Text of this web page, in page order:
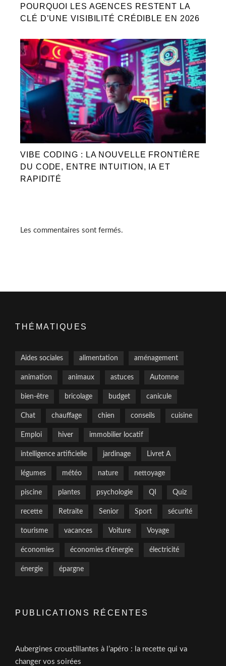
POURQUOI LES AGENCES RESTENT LA
CLÉ D’UNE VISIBILITÉ CRÉDIBLE EN 2026
VIBE CODING : LA NOUVELLE FRONTIÈRE
DU CODE, ENTRE INTUITION, IA ET
RAPIDITÉ
Les commentaires sont fermés.
THÉMATIQUES
Aides sociales alimentation aménagement
animation animaux astuces Automne
bien-être bricolage budget canicule
Chat chauffage chien conseils cuisine
Emploi hiver immobilier locatif
intelligence artificielle jardinage Livret A
légumes météo nature nettoyage
piscine plantes psychologie QI Quiz
recette Retraite Senior Sport sécurité
tourisme vacances Voiture Voyage
économies économies d'énergie électricité
énergie épargne
PUBLICATIONS RÉCENTES
Aubergines croustillantes à l’apéro : la recette qui va
changer vos soirées